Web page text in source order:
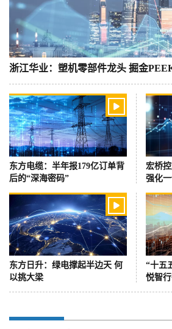
浙江华业：塑机零部件龙头 掘金

东方电缆：半年报179亿订单背
后的“深海密码”
宏桥
强化

东方日升：绿电撑起半边天 何
以挑大梁
“十五
悦智